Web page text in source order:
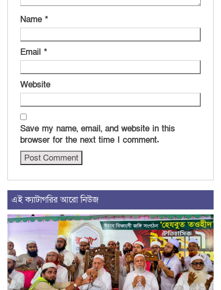
Name *
Email *
Website
Save my name, email, and website in this
browser for the next time I comment.
এই ক্যাটাগরির আরো নিউজ